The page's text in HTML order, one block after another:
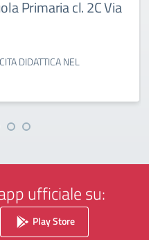
Primaria cl. 2C Via
DIDATTICA NEL
ufficiale su:
Play Store